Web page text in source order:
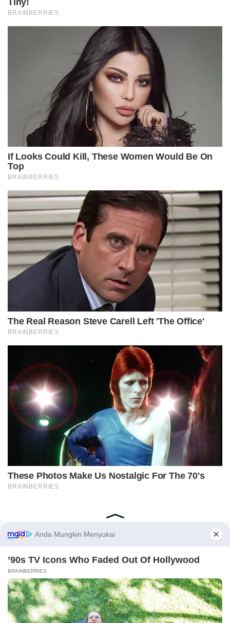
Home Indeks Redaksi Privacy Policy
Disclaimer
Pedoman Media Siber
Tentang Kami